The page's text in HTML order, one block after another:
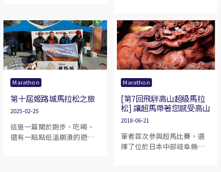
上一雙全新的日版 Asics
Skysensor。將它捧在手掌
心，心裡百感交集，那是我
在膝蓋受傷前託朋友從東京
買回來的，由於本來打算自
用，便無謂增加朋友的負
重，索性叫他將鞋盒在東京
丟棄算了。
Danny，至於你喜歡稱呼我
什麼名字都好，只要我知道
你在呼喚我便成。 從成年後
第一次參與渣打十公里長跑
起計，到後來周遊列國參與
馬拉松運動，我的跑齡大概
有 17 年吧，最佳馬拉松完賽
成績於 2017 年的東京締造，
時間 3:21:57。算起來，自己
Marathon
第十屆姬路城馬拉松之旅
2025-02-25
這是一篇關於跑步、吃喝、
還有一點點低溫崩潰的遊
Marathon
[第7回飛騨高山超級馬拉
松] 讓超馬帶著您感受高山
2018-06-21
筆者首次參與超馬比賽，選
擇了位於日本中部岐阜縣高